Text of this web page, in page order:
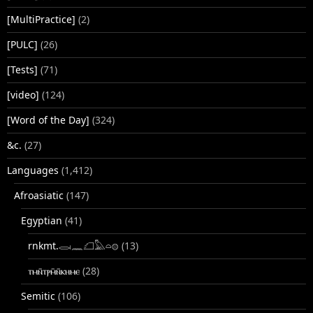
[MultiPractice] (2)
[PULC] (26)
[Tests] (71)
[video] (124)
[Word of the Day] (324)
&c. (27)
Languages (1,412)
Afroasiatic (147)
Egyptian (41)
rnkmt.𓂋𓏺𓈖𓆎𓅓𓏏𓊖 (13)
ⲧⲙⲛ̄ⲧⲣⲙ̄ⲛ̄ⲕⲏⲙⲉ (28)
Semitic (106)